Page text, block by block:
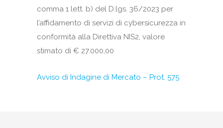
comma 1 lett. b) del D.lgs. 36/2023 per
l’affidamento di servizi di cybersicurezza in
conformità alla Direttiva NIS2, valore
stimato di € 27.000,00
Avviso di Indagine di Mercato – Prot. 575